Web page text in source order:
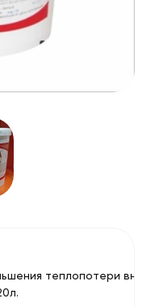
теплопотери